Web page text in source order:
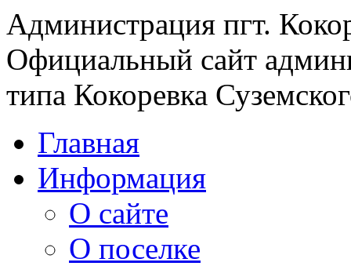
Администрация пгт.
Официальный сайт
типа Кокоревка
Главная
Информация
О сайте
О поселке